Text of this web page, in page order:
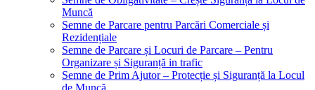
Muncă
Semne de Parcare pentru Parcări Comerciale și
Rezidențiale
Semne de Parcare și Locuri de Parcare – Pentru
Organizare și Siguranță in trafic
Semne de Prim Ajutor – Protecție și Siguranță la Locul
de Muncă